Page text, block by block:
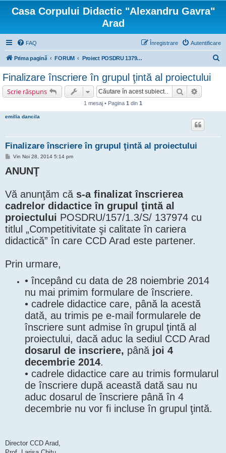
Casa Corpului Didactic "Alexandru Gavra"
Arad
FAQ Autentificare
Înregistrare
Prima pagină FORUM Proiect POSDRU 137974 "COMPETITIVITATE ŞI CALITATE ÎN CARIERA DIDACTICĂ"
Finalizare înscriere în grupul ţintă al proiectului
Scrie răspuns Căutare
1 mesaj • Pagina 1 din 1
emilia dancila
Finalizare înscriere în grupul ţintă al proiectului
M
s
a
Vin Noi 28, 2014 5:14 pm
ANUNŢ
Vă anunţăm că s-a finalizat înscrierea
cadrelor didactice în grupul ţintă al
proiectului POSDRU/157/1.3/S/ 137974 cu
titlul „Competitivitate şi calitate în cariera
didactică” în care CCD Arad este partener.
Prin urmare,
• începând cu data de 28 noiembrie 2014
nu mai primim formulare de înscriere.
• cadrele didactice care, până la acestă
dată, au trimis pe e-mail formularele de
înscriere sunt admise în grupul ţintă al
proiectului, dacă aduc la sediul CCD Arad
dosarul de inscriere, până joi 4
decembrie 2014.
• cadrele didactice care au trimis formularul
de înscriere după această dată sau nu
aduc dosarul de înscriere până în 4
decembrie nu vor fi incluse în grupul ţintă.
Director CCD Arad,